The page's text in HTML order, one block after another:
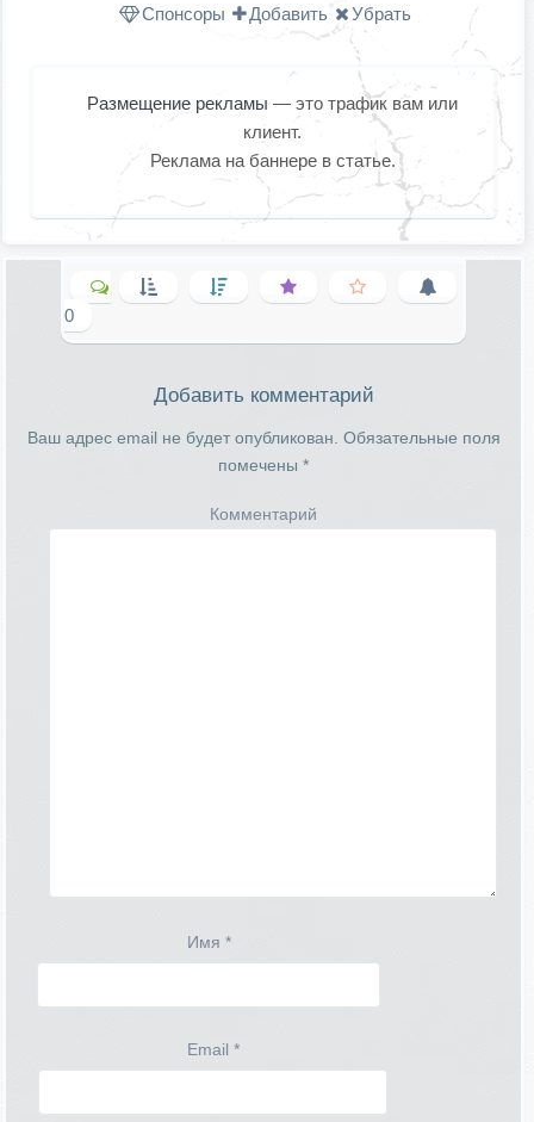
Спонсоры Добавить Убрать
Размещение рекламы — это трафик вам или
клиент.
Реклама на баннере в статье.
0
Добавить комментарий
Ваш адрес email не будет опубликован. Обязательные поля
помечены *
Комментарий
Имя *
Email *